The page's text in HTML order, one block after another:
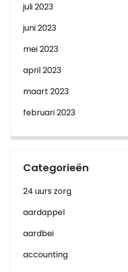
juli 2023
juni 2023
mei 2023
april 2023
maart 2023
februari 2023
Categorieën
24 uurs zorg
aardappel
aardbei
accounting